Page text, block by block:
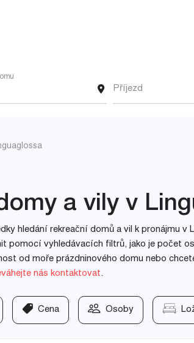
Příjezd
a vily v
hledání rekreační domů a vil k pronájmu v
pomocí vyhledávacích filtrů, jako je počet
od moře prázdninového domu nebo
nás kontaktovat.
Cena Osoby